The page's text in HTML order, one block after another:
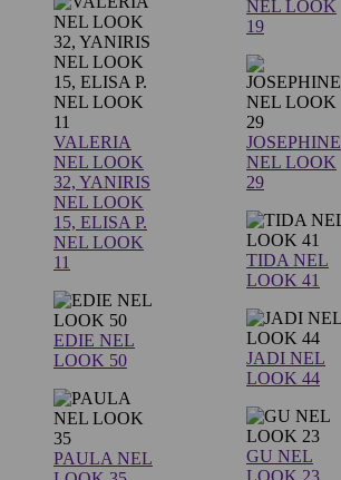
VALERIA
NEL LOOK
32, YANIRIS
NEL LOOK
15, ELISA P.
NEL LOOK
11
EDIE NEL
LOOK 50
PAULA NEL
NEL LOOK
19
JOSEPHINE
NEL LOOK
29
TIDA NEL
LOOK 41
JADI NEL
LOOK 44
GU NEL
LOOK 23